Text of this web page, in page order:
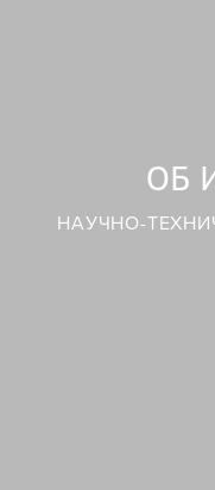
ОБ
НАУЧНО-